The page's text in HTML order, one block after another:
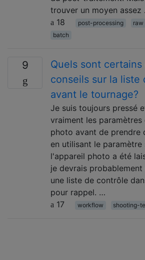
trouver un moyen assez
18
post-processing raw
batch
9
Quels sont certains
conseils sur la liste
avant le tournage?
Je suis toujours pressé
vraiment les
photo avant de prendre
en utilisant le paramètre
l'appareil photo a été
je devrais
une liste de contrôle
pour rappel. …
17
workflow shooting-